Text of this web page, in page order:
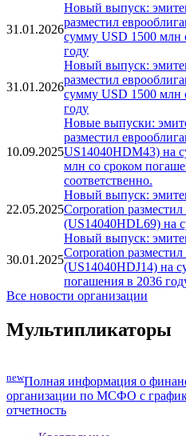
31.01.2026
Новый выпуск:
разместил
сумму USD 1500 млн
году
31.01.2026
Новый выпуск:
разместил
сумму USD 1500 млн
году
10.09.2025
Новые выпуски:
разместил
US14040HDM43) на
млн со сроком
соответственно.
22.05.2025
Новый выпуск:
Corporation
(US14040HDL69) на
30.01.2025
Новый выпуск:
Corporation
(US14040HDJ14) на
погашения в 2036
Все новости организации
Мультипликаторы
newПолная информация о
организации по МСФО с
отчетность